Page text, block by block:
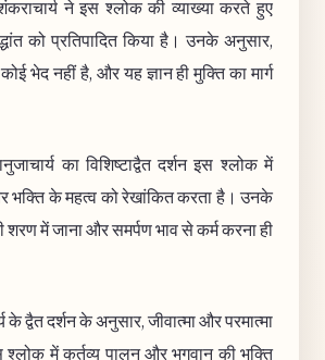
ने इस श्लोक की व्याख्या करते हुए
को प्रतिपादित किया है। उनके अनुसार,
भेद नहीं है, और यह ज्ञान ही मुक्ति का मार्ग
का विशिष्टाद्वैत दर्शन इस श्लोक में
भक्ति के महत्व को रेखांकित करता है। उनके
में जाना और समर्पण भाव से कर्म करना ही
के द्वैत दर्शन के अनुसार, जीवात्मा और परमात्मा
में कर्तव्य पालन और भगवान की भक्ति